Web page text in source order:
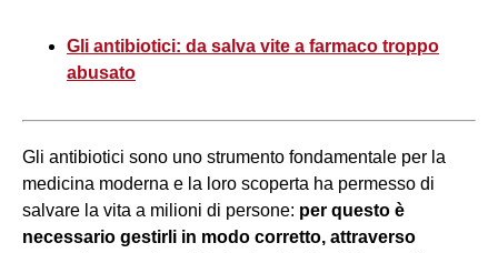
Gli antibiotici: da salva vite a farmaco troppo
abusato
Gli antibiotici sono uno strumento fondamentale per la
medicina moderna e la loro scoperta ha permesso di
salvare la vita a milioni di persone: per questo è
necessario gestirli in modo corretto, attraverso